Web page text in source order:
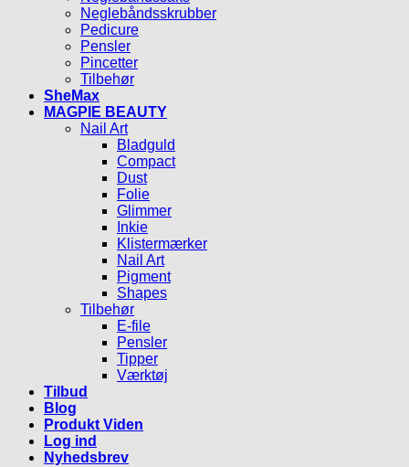
Neglebåndsskrubber
Pedicure
Pensler
Pincetter
Tilbehør
SheMax
MAGPIE BEAUTY
Nail Art
Bladguld
Compact
Dust
Folie
Glimmer
Inkie
Klistermærker
Nail Art
Pigment
Shapes
Tilbehør
E-file
Pensler
Tipper
Værktøj
Tilbud
Blog
Produkt Viden
Log ind
Nyhedsbrev